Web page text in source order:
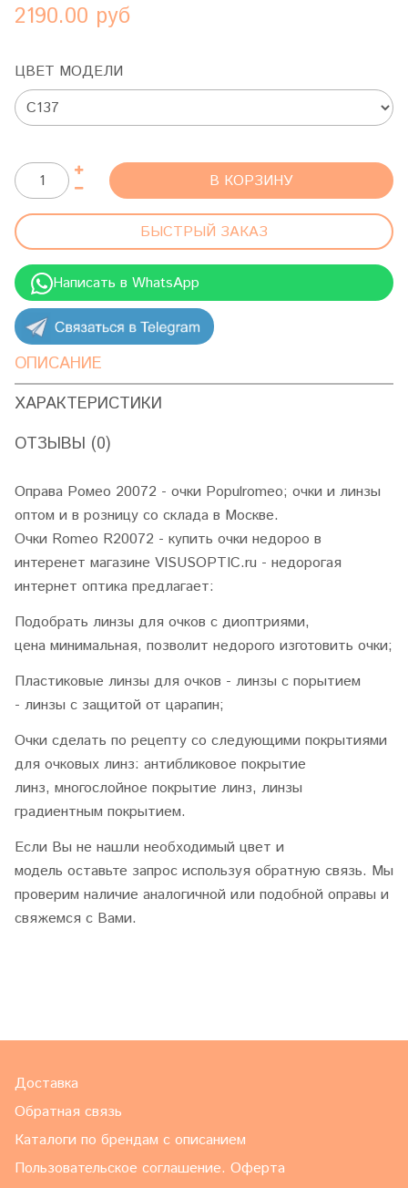
2190.00 руб
ЦВЕТ МОДЕЛИ
В КОРЗИНУ
БЫСТРЫЙ ЗАКАЗ
Написать в WhatsApp
ОПИСАНИЕ
ХАРАКТЕРИСТИКИ
ОТЗЫВЫ (0)
Оправа Ромео 20072 - очки Populromeo; очки и линзы
оптом и в розницу со склада в Москве.
Очки Romeo R20072 - купить очки недороо в
интеренет магазине VISUSOPTIC.ru - недорогая
интернет оптика предлагает:
Подобрать линзы для очков с диоптриями,
цена минимальная, позволит недорого изготовить очки;
Пластиковые линзы для очков - линзы с порытием
- линзы с защитой от царапин;
Очки сделать по рецепту со следующими покрытиями
для очковых линз: антибликовое покрытие
линз, многослойное покрытие линз, линзы
градиентным покрытием.
Если Вы не нашли необходимый цвет и
модель оставьте запрос используя обратную связь. Мы
проверим наличие аналогичной или подобной оправы и
свяжемся с Вами.
Доставка
Обратная связь
Каталоги по брендам с описанием
Пользовательское соглашение. Оферта